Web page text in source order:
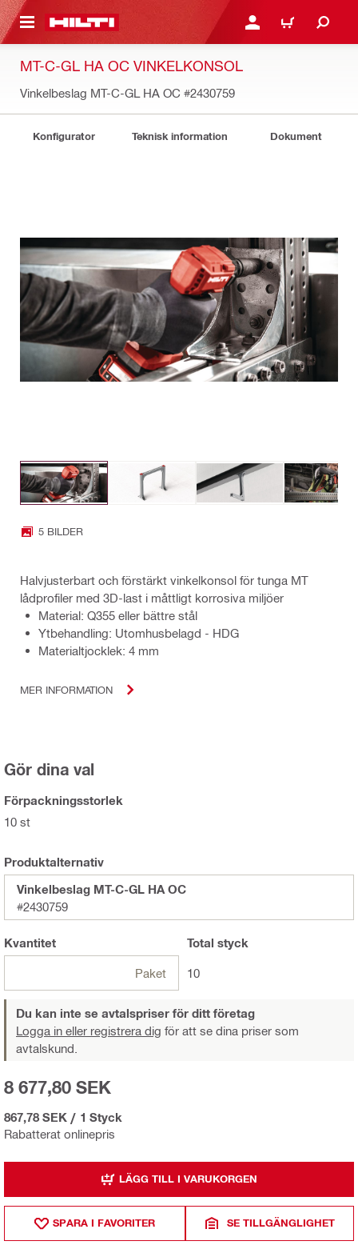
GÅ TILL HUVUDSIDAN LOGGA IN ELLER
VARUKORG
MT-C-GL HA OC VINKELKONSOL
Vinkelbeslag MT-C-GL HA OC #2430759
Konfigurator Teknisk information Dokument
5 BILDER
Halvjusterbart och förstärkt vinkelkonsol för tunga MT
lådprofiler med 3D-last i måttligt korrosiva miljöer
Material: Q355 eller bättre stål
Ytbehandling: Utomhusbelagd - HDG
Materialtjocklek: 4 mm
MER INFORMATION
Gör dina val
Förpackningsstorlek
10 st
Produktalternativ
Vinkelbeslag MT-C-GL HA OC
#2430759
Kvantitet
Paket
Total styck
10
Du kan inte se avtalspriser för ditt företag
Logga in eller registrera dig för att se dina priser som
avtalskund.
Rabatterat onlinepris
8 677,80 SEK
867,78 SEK / 1 Styck
LÄGG TILL I VARUKORGEN
SPARA I FAVORITER SE TILLGÄNGLIGHET